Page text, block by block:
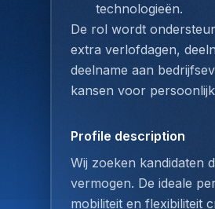
technologieën.
De rol wordt
extra verlofdagen,
deelname aan
kansen voor
Profile description
Wij zoeken kandidaten
vermogen. De ideale
mobiliteit en flexibiliteit